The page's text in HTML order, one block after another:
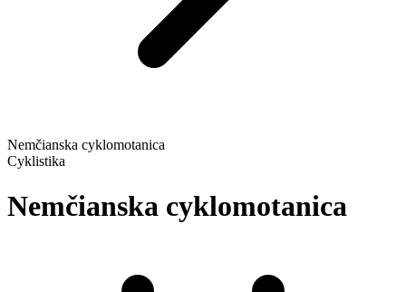
Nemčianska cyklomotanica
Cyklistika
Nemčianska cyklomotanica